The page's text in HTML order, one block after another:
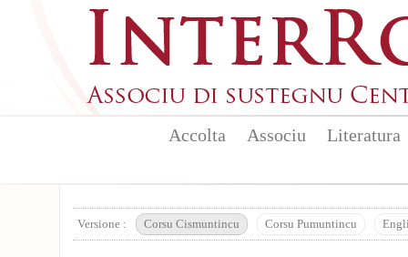
Accolta Associu Literatura
Versione : Corsu Cismuntincu Corsu Pumuntincu